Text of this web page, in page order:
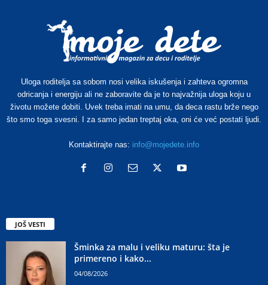
Uloga roditelja sa sobom nosi velika iskušenja i zahteva ogromna
odricanja i energiju ali ne zaboravite da je to najvažnija uloga koju u
životu možete dobiti. Uvek treba imati na umu, da deca rastu brže nego
što smo toga svesni. I za samo jedan treptaj oka, oni će već postati ljudi.
Kontaktirajte nas: info@mojedete.info
JOŠ VESTI
Šminka za malu i veliku maturu: šta je
primereno i kako...
04/08/2026